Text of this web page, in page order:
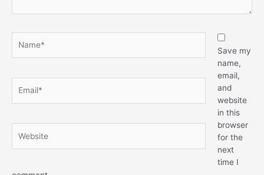
Save my
name,
email,
and
website
in this
browser
for the
next
time I